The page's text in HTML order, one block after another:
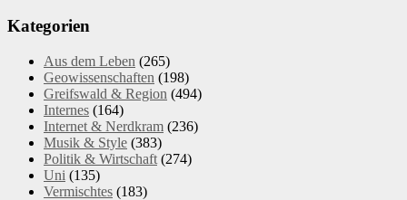
Kategorien
Aus dem Leben (265)
Geowissenschaften (198)
Greifswald & Region (494)
Internes (164)
Internet & Nerdkram (236)
Musik & Style (383)
Politik & Wirtschaft (274)
Uni (135)
Vermischtes (183)